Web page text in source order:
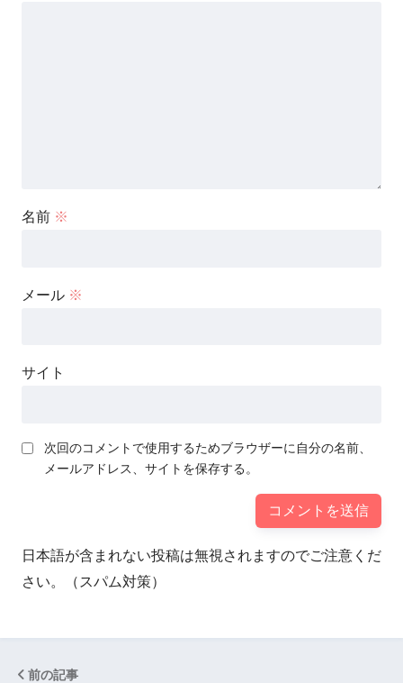
名前 ※
メール ※
サイト
次回のコメントで使用するためブラウザーに自分の名前、
メールアドレス、サイトを保存する。
日本語が含まれない投稿は無視されますのでご注意くだ
さい。（スパム対策）
前の記事